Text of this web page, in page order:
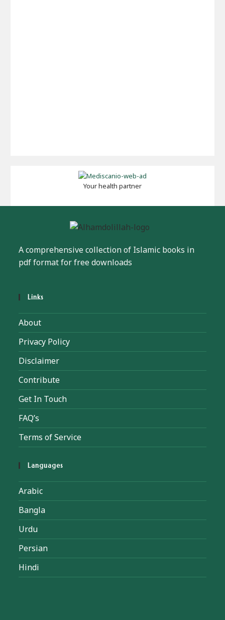
Your health partner
A comprehensive collection of Islamic books in
pdf format for free downloads
Links
About
Privacy Policy
Disclaimer
Contribute
Get In Touch
FAQ’s
Terms of Service
Languages
Arabic
Bangla
Urdu
Persian
Hindi